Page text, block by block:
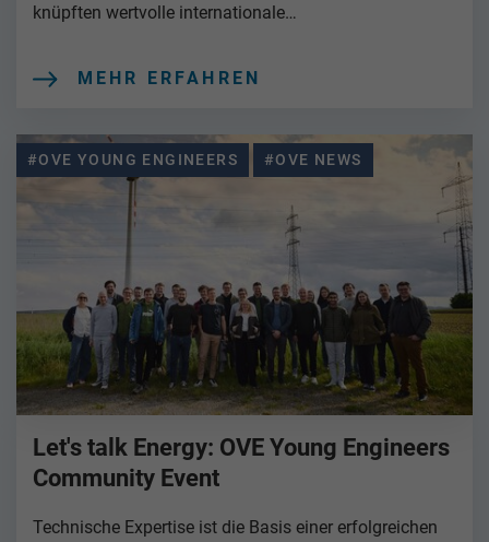
knüpften wertvolle internationale…
MEHR ERFAHREN
#OVE YOUNG ENGINEERS #OVE NEWS
Let's talk Energy: OVE Young Engineers
Community Event
Technische Expertise ist die Basis einer erfolgreichen